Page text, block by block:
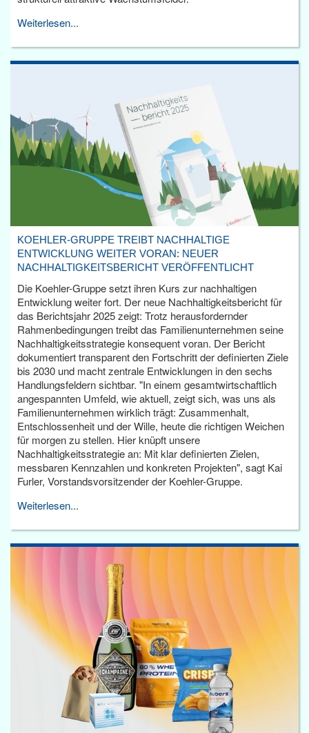
Weiterlesen...
KOEHLER-GRUPPE TREIBT NACHHALTIGE
ENTWICKLUNG WEITER VORAN: NEUER
NACHHALTIGKEITSBERICHT VERÖFFENTLICHT
Die Koehler-Gruppe setzt ihren Kurs zur nachhaltigen
Entwicklung weiter fort. Der neue Nachhaltigkeitsbericht für
das Berichtsjahr 2025 zeigt: Trotz herausfordernder
Rahmenbedingungen treibt das Familienunternehmen seine
Nachhaltigkeitsstrategie konsequent voran. Der Bericht
dokumentiert transparent den Fortschritt der definierten Ziele
bis 2030 und macht zentrale Entwicklungen in den sechs
Handlungsfeldern sichtbar. "In einem gesamtwirtschaftlich
angespannten Umfeld, wie aktuell, zeigt sich, was uns als
Familienunternehmen wirklich trägt: Zusammenhalt,
Entschlossenheit und der Wille, heute die richtigen Weichen
für morgen zu stellen. Hier knüpft unsere
Nachhaltigkeitsstrategie an: Mit klar definierten Zielen,
messbaren Kennzahlen und konkreten Projekten", sagt Kai
Furler, Vorstandsvorsitzender der Koehler-Gruppe.
Weiterlesen...